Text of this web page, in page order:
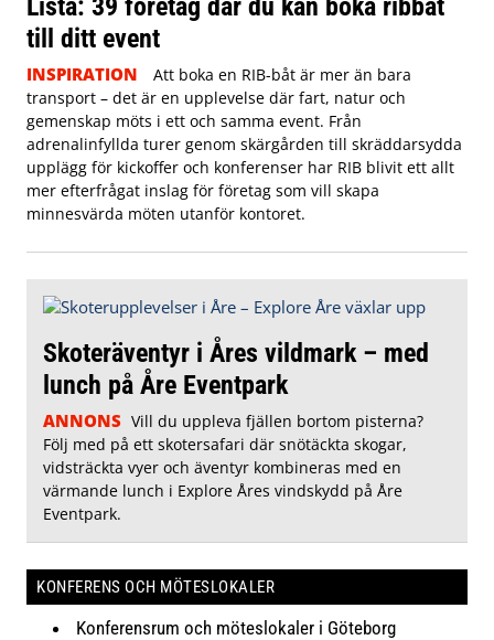
till ditt event
INSPIRATION
Att boka en RIB-båt är mer än bara
transport – det är en upplevelse där fart, natur och
gemenskap möts i ett och samma event. Från
adrenalinfyllda turer genom skärgården till skräddarsydda
upplägg för kickoffer och konferenser har RIB blivit ett allt
mer efterfrågat inslag för företag som vill skapa
minnesvärda möten utanför kontoret.
Skoteräventyr i Åres vildmark – med
lunch på Åre Eventpark
ANNONS Vill du uppleva fjällen bortom pisterna?
Följ med på ett skotersafari där snötäckta skogar,
vidsträckta vyer och äventyr kombineras med en
värmande lunch i Explore Åres vindskydd på Åre
Eventpark.
KONFERENS OCH MÖTESLOKALER
Konferensrum och möteslokaler i Göteborg